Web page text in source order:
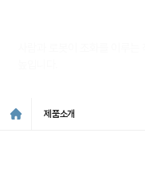
제품소개